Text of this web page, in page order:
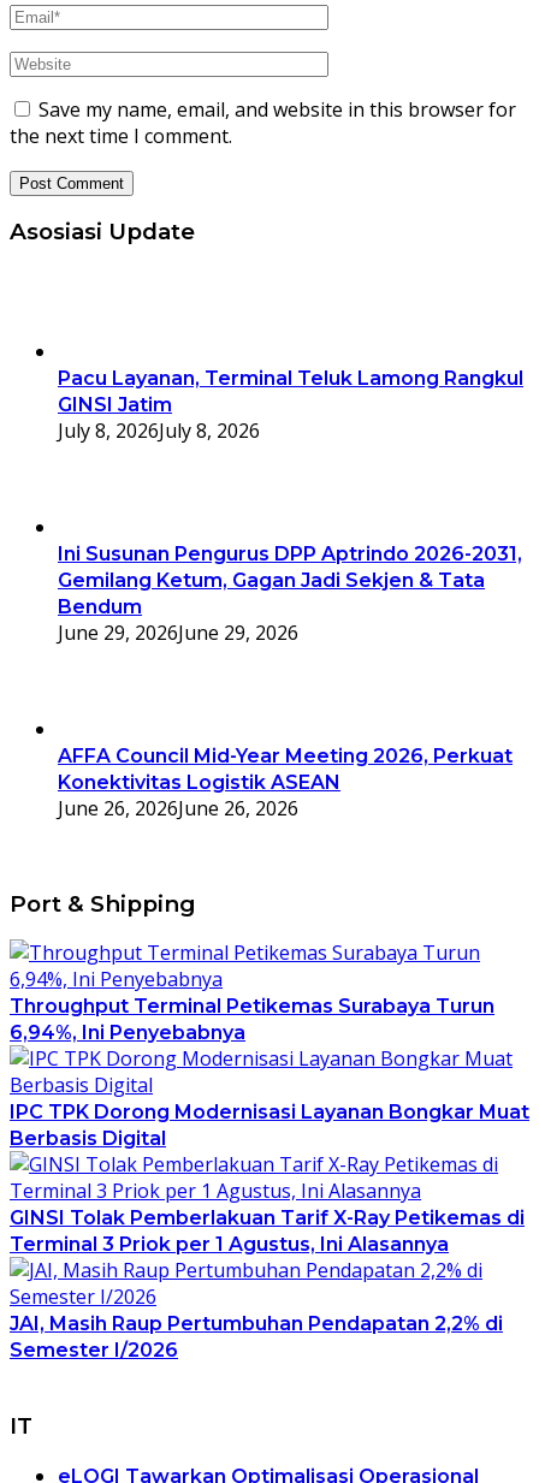
Save my name, email, and website in this browser for
the next time I comment.
Asosiasi Update
Pacu Layanan, Terminal Teluk Lamong Rangkul
GINSI Jatim
July 8, 2026July 8, 2026
Ini Susunan Pengurus DPP Aptrindo 2026-2031,
Gemilang Ketum, Gagan Jadi Sekjen & Tata
Bendum
June 29, 2026June 29, 2026
AFFA Council Mid-Year Meeting 2026, Perkuat
Konektivitas Logistik ASEAN
June 26, 2026June 26, 2026
Port & Shipping
Throughput Terminal Petikemas Surabaya Turun
6,94%, Ini Penyebabnya
IPC TPK Dorong Modernisasi Layanan Bongkar Muat
Berbasis Digital
GINSI Tolak Pemberlakuan Tarif X-Ray Petikemas di
Terminal 3 Priok per 1 Agustus, Ini Alasannya
JAI, Masih Raup Pertumbuhan Pendapatan 2,2% di
Semester I/2026
IT
eLOGI Tawarkan Optimalisasi Operasional